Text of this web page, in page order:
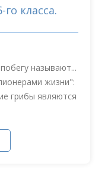
класса.
называют...
жизни":
грибы являются